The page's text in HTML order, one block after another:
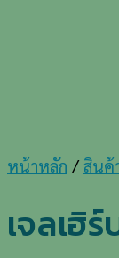
หน้าหลัก / สินค้
เจลเฮิ